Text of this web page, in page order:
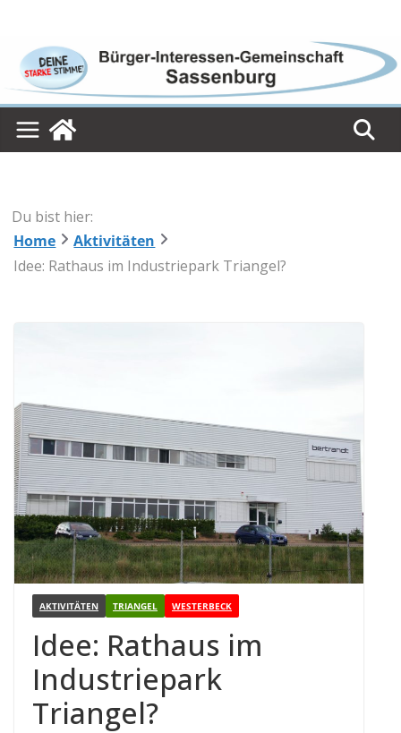
content
Du bist hier:
Home
Aktivitäten
Idee: Rathaus im Industriepark Triangel?
AKTIVITÄTEN TRIANGEL WESTERBECK
Idee: Rat­haus im
Indus­trie­park
Triangel?